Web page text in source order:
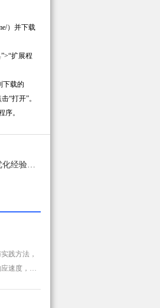
）并下载
扩展程
下载的
“打开”。
序。
践方法，
速度，并